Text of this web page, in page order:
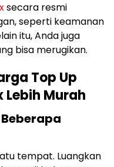
secara resmi
seperti keamanan
itu, Anda juga
bisa merugikan.
Top Up
Lebih Murah
tempat. Luangkan